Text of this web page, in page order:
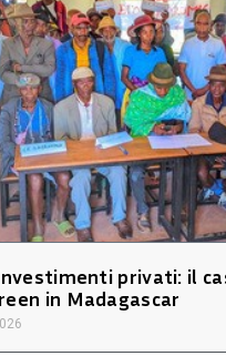
privati: il
in Madagascar